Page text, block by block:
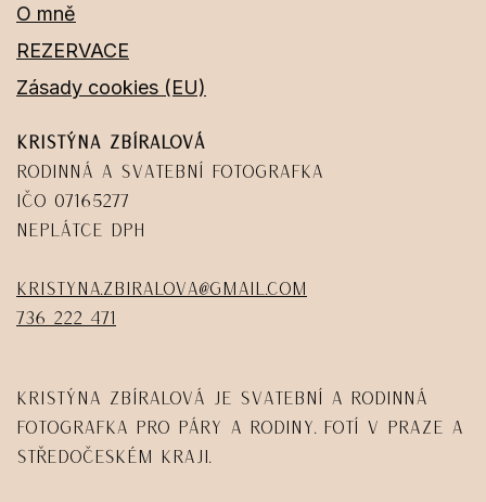
O mně
REZERVACE
Zásady cookies (EU)
Kristýna Zbíralová
Rodinná a svatební fotografka
IČO 07165277
Neplátce DPH
kristyna.zbiralova@gmail.com
736 222 471
Kristýna Zbíralová je svatební a rodinná
fotografka pro páry a rodiny. Fotí v Praze a
Středočeském kraji.